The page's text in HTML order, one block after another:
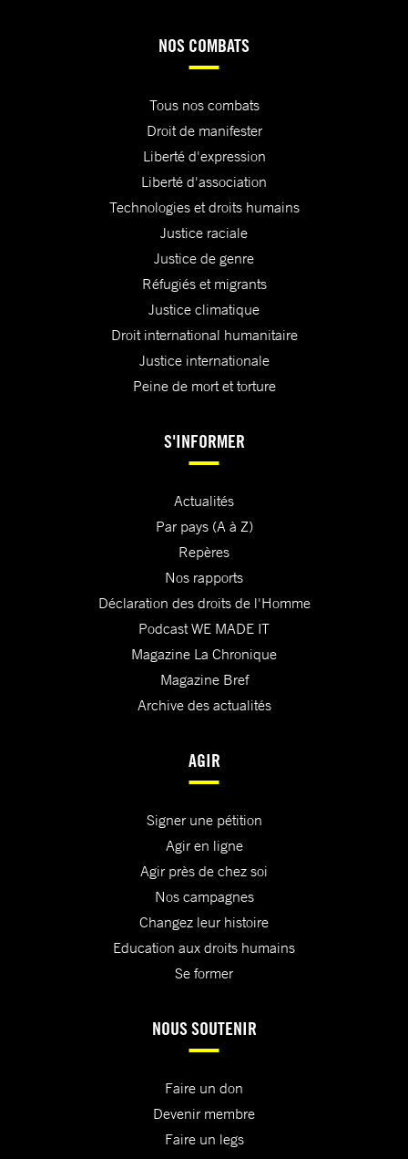
NOS COMBATS
Tous nos combats
Droit de manifester
Liberté d'expression
Liberté d'association
Technologies et droits humains
Justice raciale
Justice de genre
Réfugiés et migrants
Justice climatique
Droit international humanitaire
Justice internationale
Peine de mort et torture
S'INFORMER
Actualités
Par pays (A à Z)
Repères
Nos rapports
Déclaration des droits de l'Homme
Podcast WE MADE IT
Magazine La Chronique
Magazine Bref
Archive des actualités
AGIR
Signer une pétition
Agir en ligne
Agir près de chez soi
Nos campagnes
Changez leur histoire
Education aux droits humains
Se former
NOUS SOUTENIR
Faire un don
Devenir membre
Faire un legs